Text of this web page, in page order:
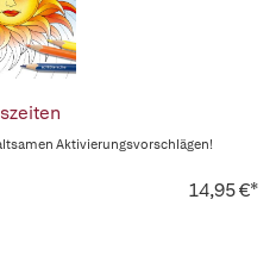
Aktivierungsvorschlägen!
14,95 €*